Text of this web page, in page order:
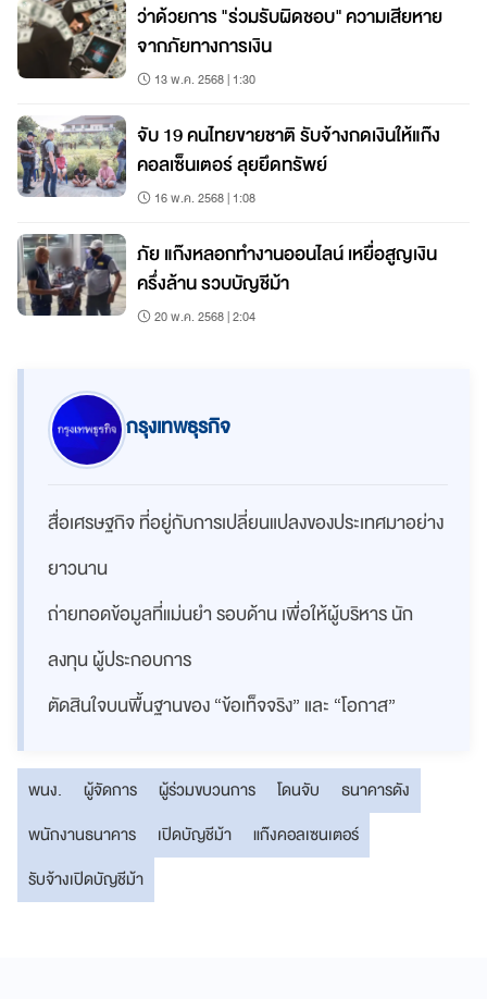
ว่าด้วยการ "ร่วมรับผิดชอบ" ความเสียหาย
จากภัยทางการเงิน
13 พ.ค. 2568 | 1:30
จับ 19 คนไทยขายชาติ รับจ้างกดเงินให้แก๊ง
คอลเซ็นเตอร์ ลุยยึดทรัพย์
16 พ.ค. 2568 | 1:08
ภัย แก๊งหลอกทำงานออนไลน์ เหยื่อสูญเงิน
ครึ่งล้าน รวบบัญชีม้า
20 พ.ค. 2568 | 2:04
กรุงเทพธุรกิจ
สื่อเศรษฐกิจ ที่อยู่กับการเปลี่ยนแปลงของประเทศมาอย่าง
ยาวนาน
ถ่ายทอดข้อมูลที่แม่นยำ รอบด้าน เพื่อให้ผู้บริหาร นัก
ลงทุน ผู้ประกอบการ
ตัดสินใจบนพื้นฐานของ “ข้อเท็จจริง” และ “โอกาส”
พนง. ผู้จัดการ ผู้ร่วมขบวนการ โดนจับ
ธนาคารดัง
พนักงานธนาคาร
เปิดบัญชีม้า
แก๊งคอลเซนเตอร์
รับจ้างเปิดบัญชีม้า